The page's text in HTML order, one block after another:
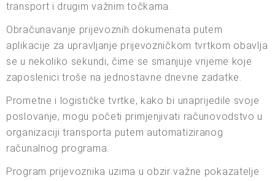
transport i drugim važnim točkama.
Obračunavanje prijevoznih dokumenata putem
aplikacije za upravljanje prijevozničkom tvrtkom obavlja
se u nekoliko sekundi, čime se smanjuje vrijeme koje
zaposlenici troše na jednostavne dnevne zadatke.
Prometne i logističke tvrtke, kako bi unaprijedile svoje
poslovanje, mogu početi primjenjivati računovodstvo u
organizaciji transporta putem automatiziranog
računalnog programa.
Program prijevoznika uzima u obzir važne pokazatelje